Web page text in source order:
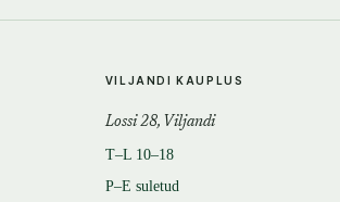
VILJANDI KAUPLUS
Lossi 28, Viljandi
T–L 10–18
P–E suletud